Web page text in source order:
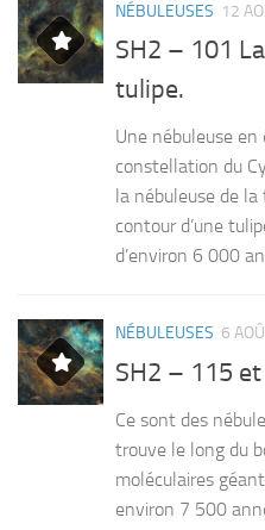
NÉBULEUSES 12
SH2 – 101
tulipe.
Une nébuleuse
constellation du
la nébuleuse de
contour d’une
d’environ 6 000
NÉBULEUSES 6
SH2 – 115
Ce sont des
trouve le long du
moléculaires
environ 7 500